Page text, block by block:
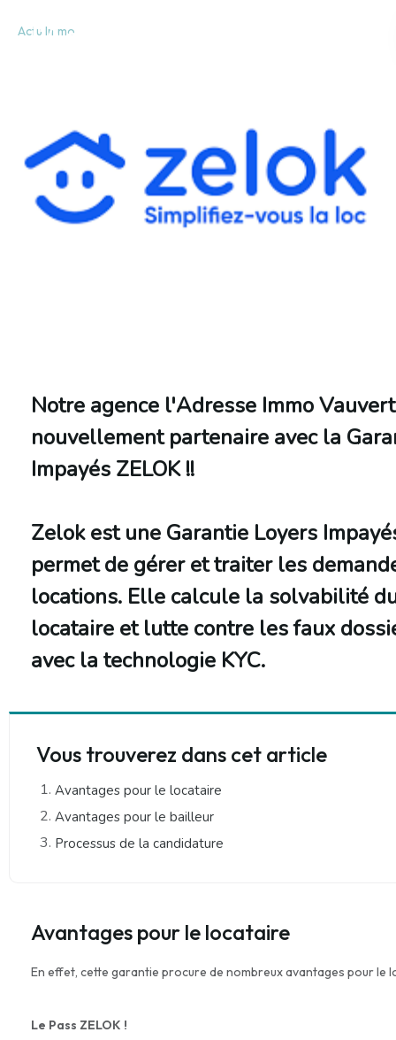
Actu Immo
Notre agence l'Adresse Immo
nouvellement partenaire avec la
Impayés ZELOK !!
Zelok est une Garantie Loyers
permet de gérer et traiter les
locations. Elle calcule la solvabilité
locataire et lutte contre les faux
avec la technologie KYC.
Vous trouverez dans cet article
Avantages pour le locataire
Avantages pour le bailleur
Processus de la candidature
Avantages pour le locataire
En effet, cette garantie procure de nombreux avantages pour le
Le Pass ZELOK !